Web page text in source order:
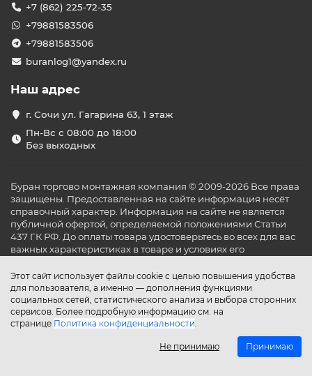
Этот сайт использует файлы cookie с целью повышения удобства
для пользователя, а именно — дополнения функциями
социальных сетей, статистического анализа и выбора сторонних
сервисов. Более подробную информацию см. на
странице Политика конфиденциальности.
Не принимаю Принимаю
+7 (862) 225-72-35
+79881583506
+79881583506
buranlog1@yandex.ru
Наш адрес
г. Сочи ул. Гагарина 63, 1 этаж
Пн-Вс с 08:00 до 18:00
Без выходных
Буран торгово монтажная компания © 2009-2026 Все права
защищены. Предоставленная на сайте информация несёт
справочный характер. Информация на сайте не является
публичной офертой, определяемой положениями Статьи
437 ГК РФ. До оплаты товара удостоверьтесь во всех для вас
важных характеристиках в товаре и условиях его